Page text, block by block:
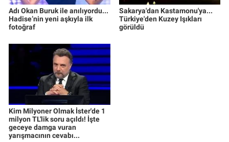
Adı Okan Buruk ile anılıyordu...
Hadise’nin yeni aşkıyla ilk
fotoğraf
Sakarya'dan Kastamonu'ya...
Türkiye'den Kuzey Işıkları
görüldü
Kim Milyoner Olmak İster'de 1
milyon TL'lik soru açıldı! İşte
geceye damga vuran
yarışmacının cevabı...